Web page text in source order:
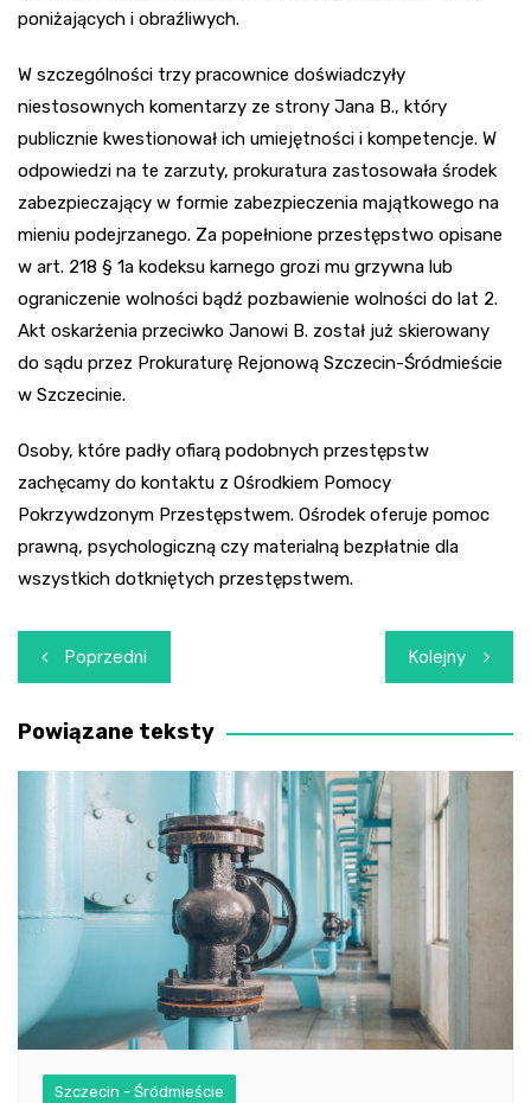
poniżających i obraźliwych.
W szczególności trzy pracownice doświadczyły
niestosownych komentarzy ze strony Jana B., który
publicznie kwestionował ich umiejętności i kompetencje. W
odpowiedzi na te zarzuty, prokuratura zastosowała środek
zabezpieczający w formie zabezpieczenia majątkowego na
mieniu podejrzanego. Za popełnione przestępstwo opisane
w art. 218 § 1a kodeksu karnego grozi mu grzywna lub
ograniczenie wolności bądź pozbawienie wolności do lat 2.
Akt oskarżenia przeciwko Janowi B. został już skierowany
do sądu przez Prokuraturę Rejonową Szczecin-Śródmieście
w Szczecinie.
Osoby, które padły ofiarą podobnych przestępstw
zachęcamy do kontaktu z Ośrodkiem Pomocy
Pokrzywdzonym Przestępstwem. Ośrodek oferuje pomoc
prawną, psychologiczną czy materialną bezpłatnie dla
wszystkich dotkniętych przestępstwem.
Nawigacja
wpisu
Poprzedni Kolejny
Powiązane teksty
Szczecin - Śródmieście